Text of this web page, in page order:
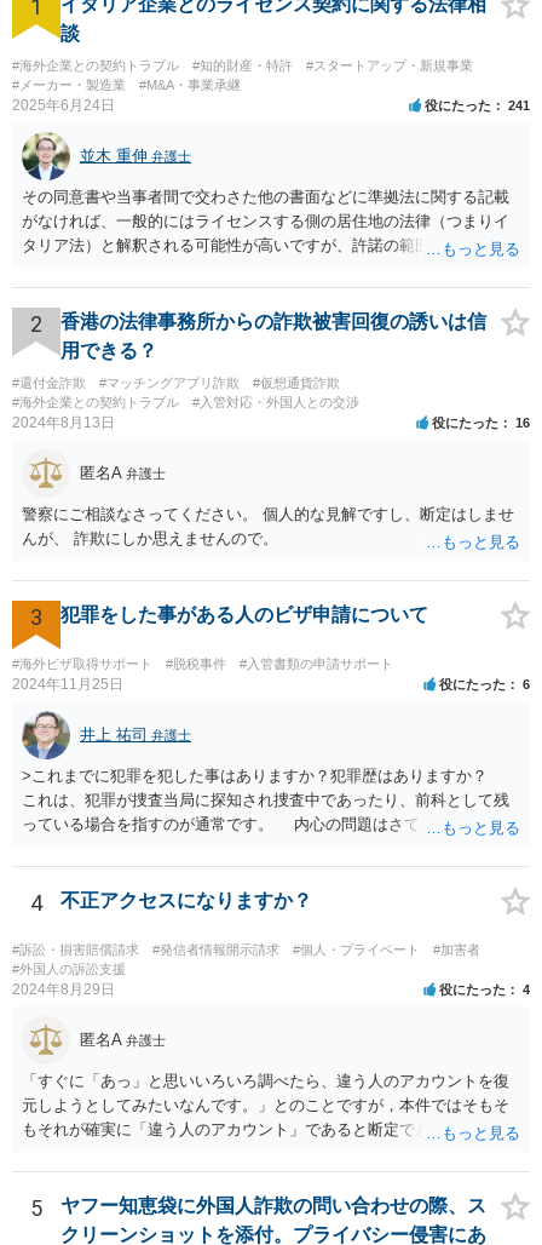
1
談
#海外企業との契約トラブル #知的財産・特許
#スタートアップ・新規事業
#メーカー・製造業
#M&A・事業承継
2025年6月24日 役にたった 241
並木 重伸 弁護士
その同意書や当事者間で交わさた他の書面などに準拠法に関する記載
がなければ、一般的にはライセンスする側の居住地の法律（つまりイ
タリア法）と解釈される可能性が高いですが、許諾の範囲が日本国内
あります。 なお、仮に日本法になるとしても、新しい会社との間で契
約が有効かどうかは、ライセンスされた権利の種類（著作権、商標
権、特許権など）や契約の時期などを見て判断する必要があります。
いずれにせよ具体的事情が分からないと確定的な回答は難しいと思わ
れますので、弁護士に直接相談されることをお勧めします。
2
香港の法律事務所からの詐欺被害回復の誘いは信
用できる？
#還付金詐欺 #マッチングアプリ詐欺
#仮想通貨詐欺
#海外企業との契約トラブル
#入管対応・外国人との交渉
2024年8月13日 役にたった 16
匿名A 弁護士
警察にご相談なさってください。 個人的な見解ですし、断定はしませ
んが、 詐欺にしか思えませんので。
3 犯罪をした事がある人のビザ申請について
#海外ビザ取得サポート #脱税事件 #入管書類の申請サポート
2024年11月25日 役にたった 6
井上 祐司 弁護士
>これまでに犯罪を犯した事はありますか？犯罪歴はありますか？
これは、犯罪が捜査当局に探知され捜査中であったり、前科として残
っている場合を指すのが通常です。 内心の問題はさておき、ご質問
4 不正アクセスになりますか？
#訴訟・損害賠償請求 #発信者情報開示請求 #個人・プライベート
#加害者
#外国人の訴訟支援
2024年8月29日 役にたった 4
匿名A 弁護士
「すぐに「あっ」と思いいろいろ調べたら、違う人のアカウントを復
元しようとしてみたいなんです。」とのことですが，本件ではそもそ
もそれが確実に「違う人のアカウント」であると断定できていません
できません。余計な心配でしょう。
5
ヤフー知恵袋に外国人詐欺の問い合わせの際、ス
クリーンショットを添付。プライバシー侵害にあ